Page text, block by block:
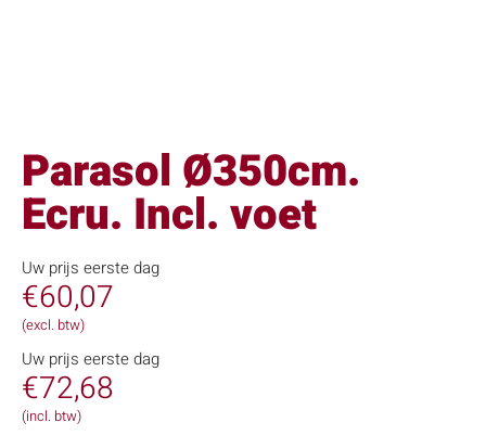
Parasol Ø350cm.
Ecru. Incl. voet
Uw prijs eerste dag
€60,07
(excl. btw)
Uw prijs eerste dag
€72,68
(incl. btw)